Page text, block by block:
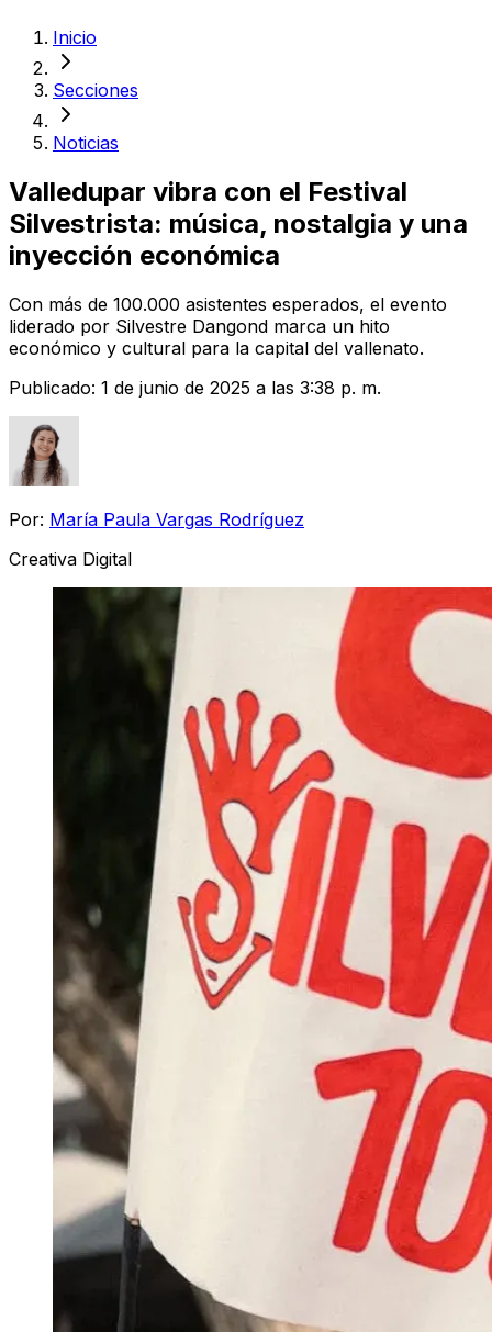
Inicio
Secciones
Noticias
Valledupar vibra con el Festival
Silvestrista: música, nostalgia y una
inyección económica
Con más de 100.000 asistentes esperados, el evento
liderado por Silvestre Dangond marca un hito
económico y cultural para la capital del vallenato.
Publicado: 1 de junio de 2025 a las 3:38 p. m.
Por: María Paula Vargas Rodríguez
Creativa Digital